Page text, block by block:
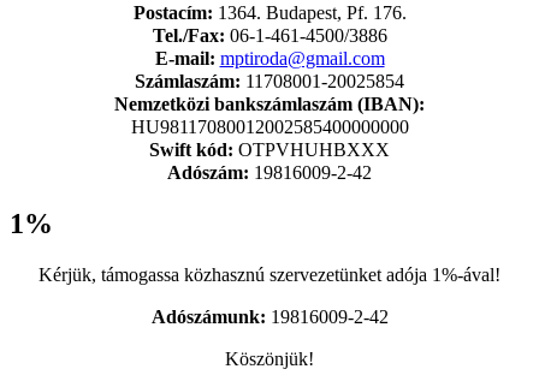
Postacím: 1364. Budapest, Pf. 176.
Tel./Fax: 06-1-461-4500/3886
E-mail: mptiroda@gmail.com
Számlaszám: 11708001-20025854
Nemzetközi bankszámlaszám (IBAN):
HU98117080012002585400000000
Swift kód: OTPVHUHBXXX
Adószám: 19816009-2-42
1%
Kérjük, támogassa közhasznú szervezetünket adója 1%-ával!
Adószámunk: 19816009-2-42
Köszönjük!